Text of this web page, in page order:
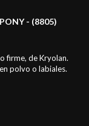
- (8805)
firme, de Kryolan.
polvo o labiales.
0,6 cm.